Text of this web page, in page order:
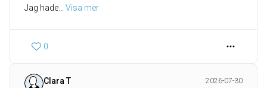
Jag hade Visa mer
0
Clara T
2026-07-30